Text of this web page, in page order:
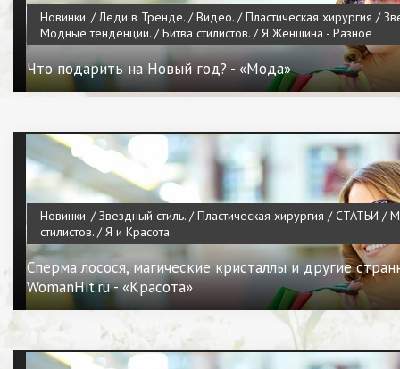
Новинки. / Леди в Тренде. / Видео. / Пластическая хирургия /
Модные тенденции. / Битва стилистов. / Я Женщина - Разное
Что подарить на Новый год? - «Мода»
Новинки. / Звездный стиль. / Пластическая хирургия / СТАТЬИ
стилистов. / Я и Красота.
Сперма лосося, магические кристаллы и другие
WomanHit.ru - «Красота»